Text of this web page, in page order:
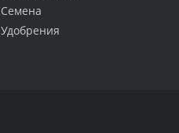
Семена
Удобрения